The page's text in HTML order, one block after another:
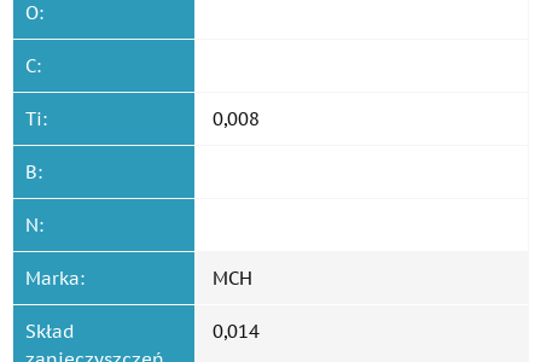
O:
C:
Ti: 0,008
B:
N:
Marka: MCH
Skład
0,014